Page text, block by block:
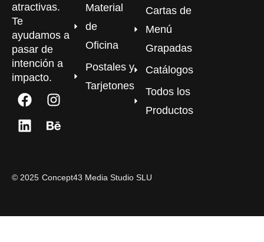
atractivas.
Te
ayudamos a
pasar de
intención a
impacto.
Material
de
Oficina
Postales y
Tarjetones
Cartas de
Menú
Grapadas
Catálogos
Todos los
Productos
© 2025 Concept43 Media Studio SLU